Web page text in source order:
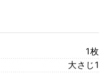
1枚
大さじ1